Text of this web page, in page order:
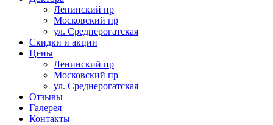
Ленинский пр
Московский пр
ул. Среднерогатская
Скидки и акции
Цены
Ленинский пр
Московский пр
ул. Среднерогатская
Отзывы
Галерея
Контакты